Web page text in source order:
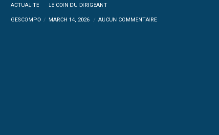
ACTUALITE LE COIN DU DIRIGEANT
GESCOMPO MARCH 14, 2026 AUCUN COMMENTAIRE